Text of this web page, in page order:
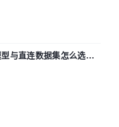
与直连数据集怎么选，